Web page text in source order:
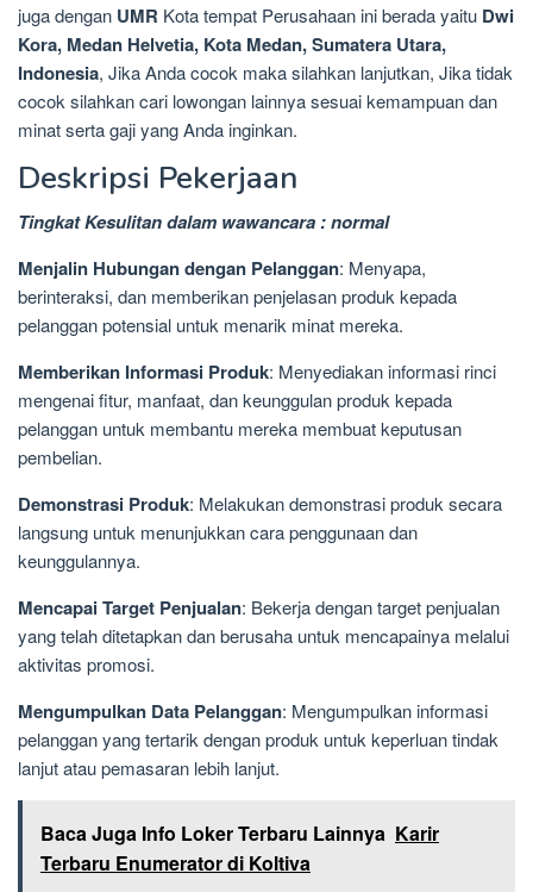
juga dengan UMR Kota tempat Perusahaan ini berada yaitu Dwi
Kora, Medan Helvetia, Kota Medan, Sumatera Utara,
Indonesia, Jika Anda cocok maka silahkan lanjutkan, Jika tidak
cocok silahkan cari lowongan lainnya sesuai kemampuan dan
minat serta gaji yang Anda inginkan.
Deskripsi Pekerjaan
Tingkat Kesulitan dalam wawancara : normal
Menjalin Hubungan dengan Pelanggan: Menyapa,
berinteraksi, dan memberikan penjelasan produk kepada
pelanggan potensial untuk menarik minat mereka.
Memberikan Informasi Produk: Menyediakan informasi rinci
mengenai fitur, manfaat, dan keunggulan produk kepada
pelanggan untuk membantu mereka membuat keputusan
pembelian.
Demonstrasi Produk: Melakukan demonstrasi produk secara
langsung untuk menunjukkan cara penggunaan dan
keunggulannya.
Mencapai Target Penjualan: Bekerja dengan target penjualan
yang telah ditetapkan dan berusaha untuk mencapainya melalui
aktivitas promosi.
Mengumpulkan Data Pelanggan: Mengumpulkan informasi
pelanggan yang tertarik dengan produk untuk keperluan tindak
lanjut atau pemasaran lebih lanjut.
Baca Juga Info Loker Terbaru Lainnya Karir
Terbaru Enumerator di Koltiva